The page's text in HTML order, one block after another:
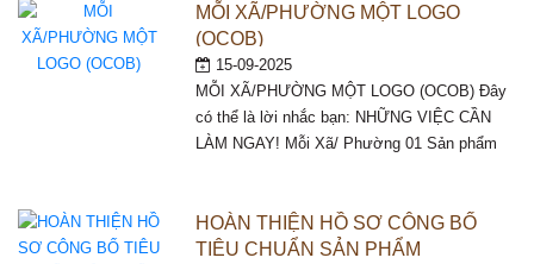
MỖI XÃ/PHƯỜNG MỘT LOGO
(OCOB)
15-09-2025
MỖI XÃ/PHƯỜNG MỘT LOGO (OCOB) Đây
có thể là lời nhắc bạn: NHỮNG VIỆC CẦN
LÀM NGAY! Mỗi Xã/ Phường 01 Sản phẩm
bản sắc Văn hóa – Lịch sử, tăng tính Nhận
diện và Hình ảnh Xã/ Phường hiện […]
HOÀN THIỆN HỒ SƠ CÔNG BỐ
TIÊU CHUẨN SẢN PHẨM